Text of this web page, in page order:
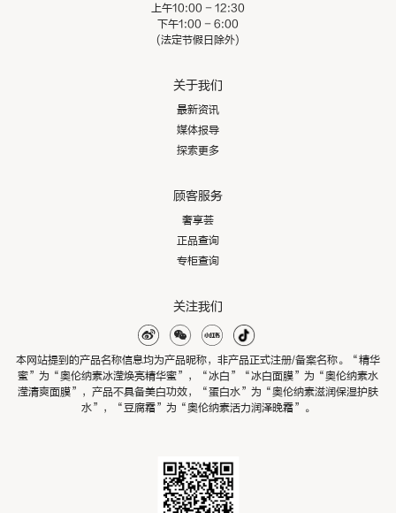
关于我们
最新资讯
媒体报导
探索更多
顾客服务
奢享荟
正品查询
专柜查询
上午10:00 - 12:30
下午1:00 - 6:00
(法定节假日除外)
关注我们
本网站提到的产品名称信息均为产品昵称，非产品正式注册/备案名称。“精华
蜜”为“奥伦纳素冰滢焕亮精华蜜”，“冰白”“冰白面膜”为“奥伦纳素水
滢清爽面膜”，产品不具备美白功效，“蛋白水”为“奥伦纳素滋润保湿护肤
水”，“豆腐霜”为“奥伦纳素活力润泽晚霜”。